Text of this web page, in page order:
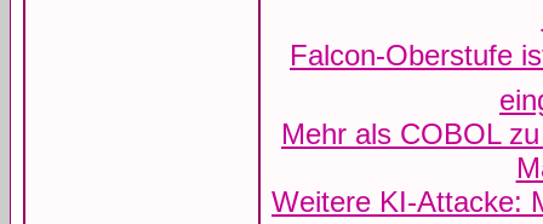
Falcon-Oberstufe
Mehr als COBOL
Weitere KI-Attacke: